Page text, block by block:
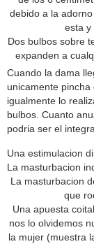
debido a la
esta y
Dos bulbos sobre
expanden a
Cuando la dama
unicamente
igualmente lo
bulbos. Cuanto
podri­a ser el
Una estimulacion
La masturbacion
La masturbacion
que
Una apuesta
nos lo olvidemos
la mujer (muestra